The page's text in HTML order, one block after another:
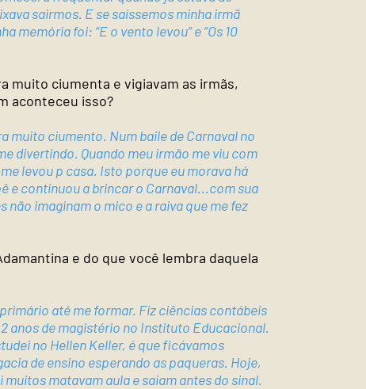
sairmos. E se saíssemos minha irmã
memória foi: “E o vento levou” e “Os 10
muito ciumenta e vigiavam as irmãs,
aconteceu isso?
muito ciumento. Num baile de Carnaval no
divertindo. Quando meu irmão me viu com
levou p casa. Isto porque eu morava há
e continuou a brincar o Carnaval...com sua
não imaginam o mico e a raiva que me fez
e do que você lembra daquela
até me formar. Fiz ciências contábeis
anos de magistério no Instituto Educacional.
no Hellen Keller, é que ficávamos
de ensino esperando as paqueras. Hoje,
matavam aula e saiam antes do sinal.